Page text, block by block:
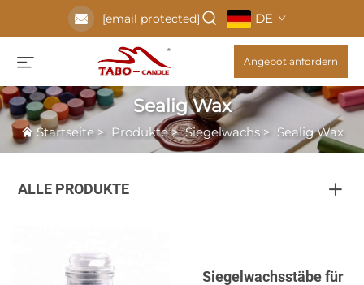
[email protected] DE
Angebot anfordern
Sealig Wax
Startseite> Produkte>Siegelwachs> Sealig Wax
ALLE PRODUKTE
Siegelwachsstäbe für